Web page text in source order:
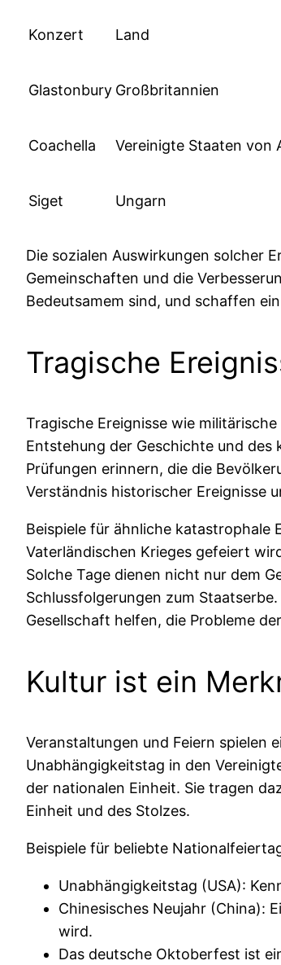
Konzert Land
Glastonbury Großbritannien
Coachella Vereinigte Staaten von
Siget Ungarn
Die sozialen Auswirkungen solcher
Gemeinschaften und die
Bedeutsamem sind, und schaffen
Tragische
Tragische Ereignisse wie
Entstehung der Geschichte und des
Prüfungen erinnern, die die
Verständnis historischer Ereignisse
Beispiele für ähnliche katastrophale
Vaterländischen Krieges gefeiert
Solche Tage dienen nicht nur dem
Schlussfolgerungen zum
Gesellschaft helfen, die Probleme
Kultur ist ein
Veranstaltungen und Feiern spielen
Unabhängigkeitstag in den
der nationalen Einheit. Sie tragen
Einheit und des Stolzes.
Beispiele für beliebte
Unabhängigkeitstag (USA):
Chinesisches Neujahr (China):
wird.
Das deutsche Oktoberfest ist